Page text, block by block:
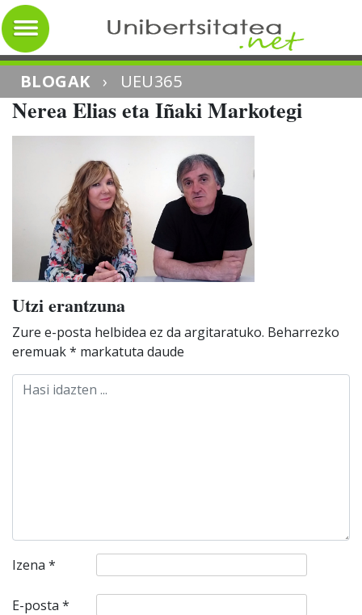
BLOGAK › UEU365
Nerea Elias eta Iñaki Markotegi
Utzi erantzuna
Zure e-posta helbidea ez da argitaratuko. Beharrezko
eremuak* markatuta daude
Izena *
E-posta *